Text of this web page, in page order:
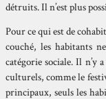
détruits. Il n’est plus
Pour ce qui est de
couché, les habitants
catégorie sociale. Il n’y
culturels, comme le
principaux, seuls les